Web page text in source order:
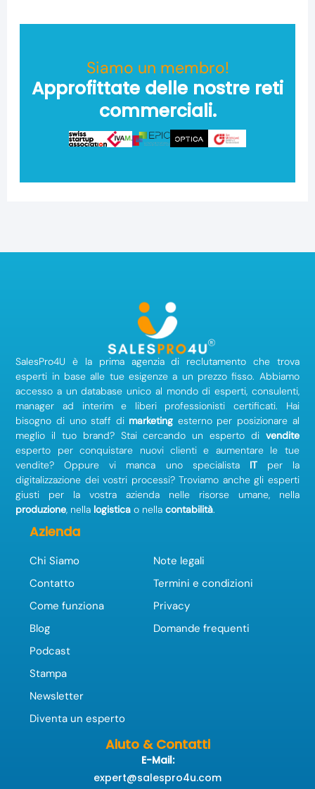
Siamo un membro!
Approfittate delle nostre reti
commerciali.
SalesPro4U è la prima agenzia di reclutamento che trova
esperti in base alle tue esigenze a un prezzo fisso. Abbiamo
accesso a un database unico al mondo di esperti, consulenti,
manager ad interim e liberi professionisti certificati. Hai
bisogno di uno staff di marketing esterno per posizionare al
meglio il tuo brand? Stai cercando un esperto di vendite
esperto per conquistare nuovi clienti e aumentare le tue
vendite? Oppure vi manca uno specialista ITper la
digitalizzazione dei vostri processi? Troviamo anche gli esperti
giusti per la vostra azienda nelle risorse umane, nella
produzione, nella logistica o nellacontabilità.
Azienda
Chi Siamo
Contatto
Come funziona
Blog
Podcast
Stampa
Newsletter
Diventa un esperto
Note legali
Termini e condizioni
Privacy
Domande frequenti
Aiuto & Contatti
E-Mail:
expert@salespro4u.com